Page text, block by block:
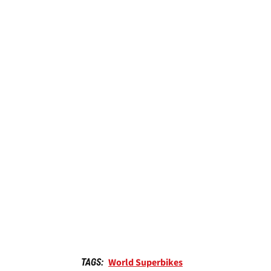
TAGS: World Superbikes